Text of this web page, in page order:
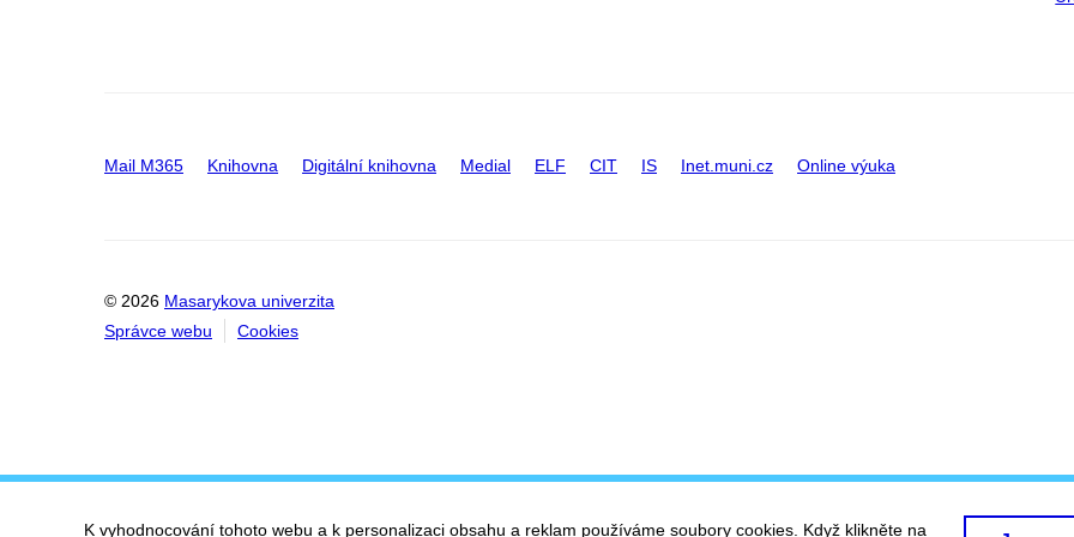
Mail M365 Knihovna Digitální knihovna Medial ELF CIT IS Inet.muni.cz Online výuka
© 2026 Masarykova univerzita
Správce webu
Cookies
K vyhodnocování tohoto webu a k personalizaci obsahu a reklam používáme soubory cookies. Když klikněte na